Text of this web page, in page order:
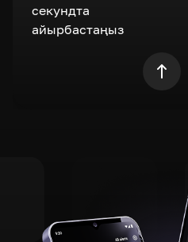
секундта
айырбастаңыз